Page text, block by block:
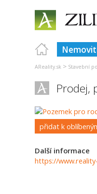
AReality.sk > Stavební
Prodej,
přidat k
Další informace